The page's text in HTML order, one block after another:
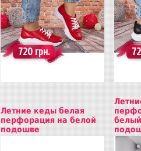
Купить
720 грн.
Летние кеды белая
перфорация на белой
подошве